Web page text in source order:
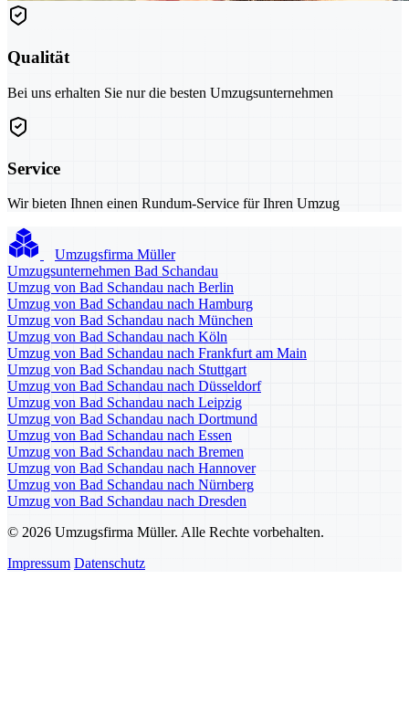
Qualität
Bei uns erhalten Sie nur die besten Umzugsunternehmen
Service
Wir bieten Ihnen einen Rundum-Service für Ihren Umzug
Umzugsfirma Müller
Umzugsunternehmen Bad Schandau
Umzug von Bad Schandau nach Berlin
Umzug von Bad Schandau nach Hamburg
Umzug von Bad Schandau nach München
Umzug von Bad Schandau nach Köln
Umzug von Bad Schandau nach Frankfurt am Main
Umzug von Bad Schandau nach Stuttgart
Umzug von Bad Schandau nach Düsseldorf
Umzug von Bad Schandau nach Leipzig
Umzug von Bad Schandau nach Dortmund
Umzug von Bad Schandau nach Essen
Umzug von Bad Schandau nach Bremen
Umzug von Bad Schandau nach Hannover
Umzug von Bad Schandau nach Nürnberg
Umzug von Bad Schandau nach Dresden
© 2026 Umzugsfirma Müller. Alle Rechte vorbehalten.
Impressum Datenschutz